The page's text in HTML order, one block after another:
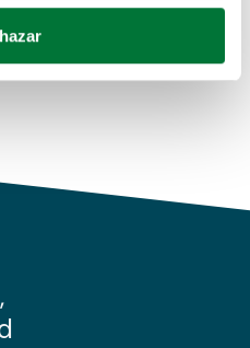
específicas (huellas
cómo se procesan sus
del sitio web con
publicidad y análisis